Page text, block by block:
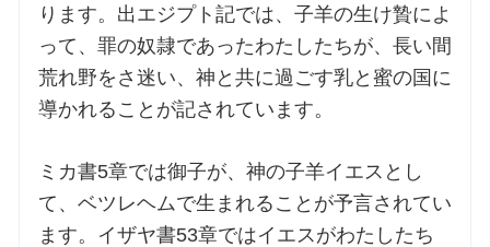
交通・アクセス
ります。出エジプト記では、子羊の生け贄によ
って、罪の奴隷であったわたしたちが、長い間
荒れ野をさ迷い、神と共に過ごす乳と蜜の国に
導かれることが記されています。
ミカ書5章では御子が、神の子羊イエスとし
て、ベツレヘムで生まれることが予言されてい
ます。イザヤ書53章ではイエスがわたしたち